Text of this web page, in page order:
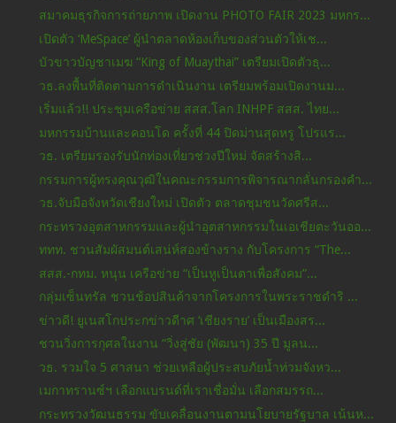
สมาคมธุรกิจการถ่ายภาพ เปิดงาน PHOTO FAIR 2023 มหกร...
เปิดตัว ‘MeSpace’ ผู้นำตลาดห้องเก็บของส่วนตัวให้เช...
บัวขาวบัญชาเมฆ “King of Muaythai” เตรียมเปิดตัวธุ...
วธ.ลงพื้นที่ติดตามการดำเนินงาน เตรียมพร้อมเปิดงานม...
เริ่มแล้ว!! ประชุมเครือข่าย สสส.โลก INHPF สสส. ไทย...
มหกรรมบ้านและคอนโด ครั้งที่ 44 ปิดม่านสุดหรู โปรแร...
วธ. เตรียมรองรับนักท่องเที่ยวช่วงปีใหม่ จัดสร้างสิ...
กรรมการผู้ทรงคุณวุฒิในคณะกรรมการพิจารณากลั่นกรองคำ...
วธ.จับมือจังหวัดเชียงใหม่ เปิดตัว ตลาดชุมชนวัดศรีส...
กระทรวงอุตสาหกรรมและผู้นำอุตสาหกรรมในเอเชียตะวันออ...
ททท. ชวนสัมผัสมนต์เสน่ห์สองข้างราง กับโครงการ “The...
สสส.-กทม. หนุน เครือข่าย “เป็นหูเป็นตาเพื่อสังคม”...
กลุ่มเซ็นทรัล ชวนช้อปสินค้าจากโครงการในพระราชดำริ ...
ข่าวดี! ยูเนสโกประกข่าวดีาศ ‘เชียงราย’ เป็นเมืองสร...
ชวนวิ่งการกุศลในงาน “วิ่งสู่ชัย (พัฒนา) 35 ปี มูลน...
วธ. รวมใจ 5 ศาสนา ช่วยเหลือผู้ประสบภัยน้ำท่วมจังหว...
เมกาทรานซ์ฯ เลือกแบรนด์ที่เราเชื่อมั่น เลือกสมรรถ...
กระทรวงวัฒนธรรม ขับเคลื่อนงานตามนโยบายรัฐบาล เน้นห...